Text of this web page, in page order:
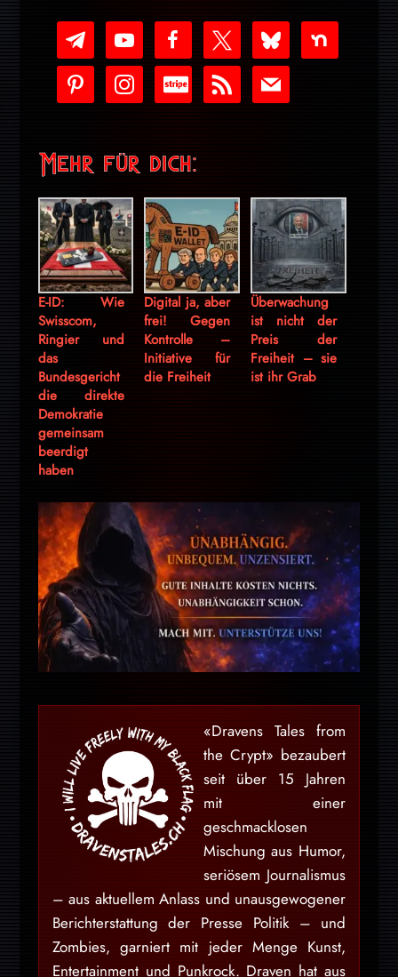
telegram
youtube-
play
facebook bluesky nextdoor
pinterest instagramcc-
stripe
rss mail
Mehr für dich:
E-ID: Wie
Swisscom,
Ringier und
das
Bundesgericht
die direkte
Demokratie
gemeinsam
beerdigt
haben
Digital ja, aber
frei! Gegen
Kontrolle –
Initiative für
die Freiheit
Überwachung
ist nicht der
Preis der
Freiheit – sie
ist ihr Grab
«Dravens Tales from
the Crypt» bezaubert
seit über 15 Jahren
mit einer
geschmacklosen
Mischung aus Humor,
seriösem Journalismus
– aus aktuellem Anlass und unausgewogener
Berichterstattung der Presse Politik – und
Zombies, garniert mit jeder Menge Kunst,
Entertainment und Punkrock. Draven hat aus